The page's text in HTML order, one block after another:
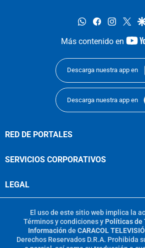
whatsappfacebook
Más contenido en
Descarga nuestra app en
Descarga nuestra app en
RED DE PORTALES
SERVICIOS CORPORATIVOS
LEGAL
El uso de este sitio web implica la
Términos y condicionesy Políticas de
Información de CARACOL
Derechos Reservados D.R.A. Prohibida